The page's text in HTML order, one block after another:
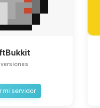
mi servidor